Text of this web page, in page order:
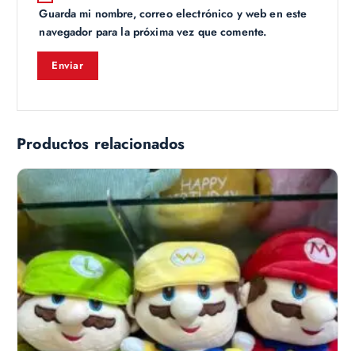
Guarda mi nombre, correo electrónico y web en este
navegador para la próxima vez que comente.
Productos relacionados